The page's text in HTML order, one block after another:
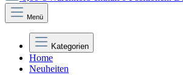
Menü
Kategorien
Home
Neuheiten